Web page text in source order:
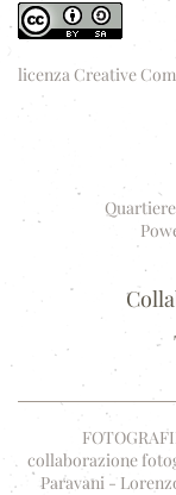
licenza Creative
Quartiere
collaborazione
Paravani -